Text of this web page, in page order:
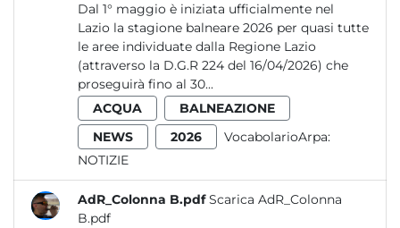
Dal 1° maggio è iniziata ufficialmente nel
Lazio la stagione balneare 2026 per quasi tutte
le aree individuate dalla Regione Lazio
(attraverso la D.G.R 224 del 16/04/2026) che
proseguirà fino al 30...
ACQUA
BALNEAZIONE
NEWS
2026
VocabolarioArpa:
NOTIZIE
AdR_Colonna B.pdf Scarica AdR_Colonna
B.pdf